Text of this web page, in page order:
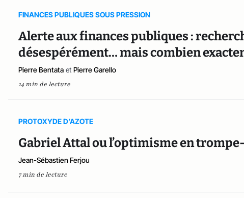
FINANCES PUBLIQUES SOUS PRESSION
Alerte aux finances publiques :
désespérément… mais combien
Pierre Bentata et Pierre Garello
14 min de lecture
PROTOXYDE D’AZOTE
Gabriel Attal ou l’optimisme en
Jean-Sébastien Ferjou
7 min de lecture